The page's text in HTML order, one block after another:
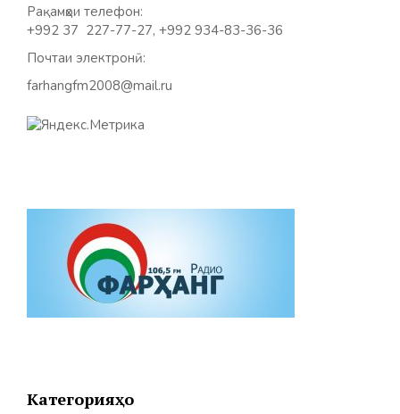
Рақамҳои телефон:
+992 37 227-77-27, +992 934-83-36-36
Почтаи электронӣ:
farhangfm2008@mail.ru
Категорияҳо